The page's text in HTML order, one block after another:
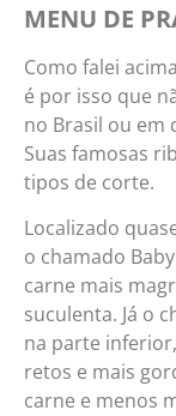
MENU DE
Como falei
é por isso que
no Brasil ou
Suas famosas
tipos de corte.
Localizado
o chamado
carne mais
suculenta. Já o
na parte
retos e mais
carne e menos